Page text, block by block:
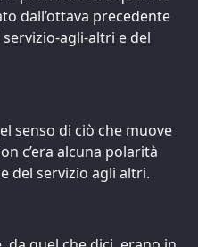
dall’ottava precedente
agli-altri e del
senso di ciò che muove
c’era alcuna polarità
del servizio agli altri.